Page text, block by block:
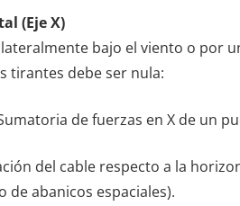
(Eje X)
bajo el viento o por
tirantes debe ser nula:
del cable respecto a la
de abanicos espaciales).